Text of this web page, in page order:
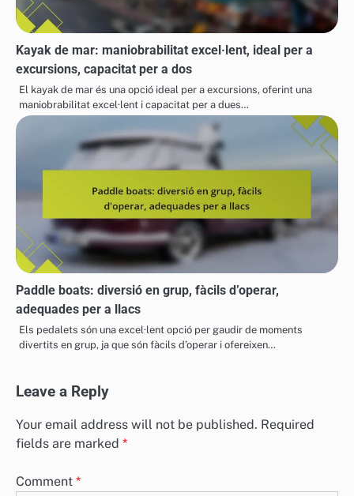
Kayak de mar: maniobrabilitat excel·lent, ideal per a
excursions, capacitat per a dos
El kayak de mar és una opció ideal per a excursions, oferint una
maniobrabilitat excel·lent i capacitat per a dues…
Paddle boats: diversió en grup, fàcils d’operar,
adequades per a llacs
Els pedalets són una excel·lent opció per gaudir de moments
divertits en grup, ja que són fàcils d’operar i ofereixen…
Leave a Reply
Your email address will not be published. Required
fields are marked *
Comment *